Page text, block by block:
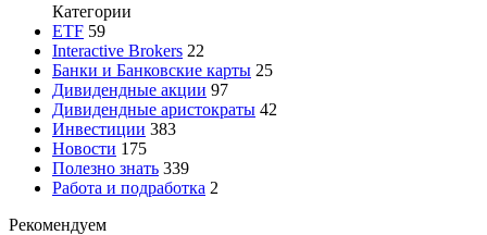
Категории
ETF 59
Interactive Brokers 22
Банки и Банковские карты 25
Дивидендные акции 97
Дивидендные аристократы 42
Инвестиции 383
Новости 175
Полезно знать 339
Работа и подработка 2
Рекомендуем